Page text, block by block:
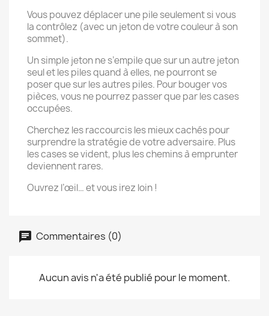
Vous pouvez déplacer une pile seulement si vous
la contrôlez (avec un jeton de votre couleur à son
sommet).
Un simple jeton ne s’empile que sur un autre jeton
seul et les piles quand à elles, ne pourront se
poser que sur les autres piles. Pour bouger vos
pièces, vous ne pourrez passer que par les cases
occupées.
Cherchez les raccourcis les mieux cachés pour
surprendre la stratégie de votre adversaire. Plus
les cases se vident, plus les chemins à emprunter
deviennent rares.
Ouvrez l’œil… et vous irez loin !
Commentaires (0)
Aucun avis n'a été publié pour le moment.